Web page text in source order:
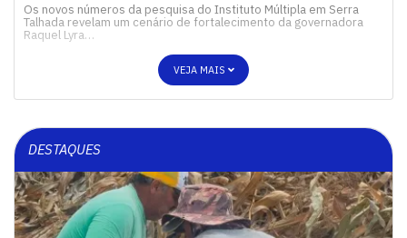
Os novos números da pesquisa do Instituto Múltipla em Serra
Talhada revelam um cenário de fortalecimento da governadora
Raquel Lyra…
VEJA MAIS
DESTAQUES